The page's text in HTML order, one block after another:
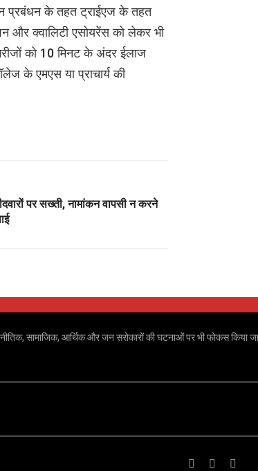
प्रबंधन के तहत ट्राईएज के तहत
और क्वालिटी एसोयरेंस को लेकर भी
को 10 मिनट के अंदर ईलाज
के एमएस या प्राचार्य की
पर सख्ती, नामांकन वापसी न करने
सामाजिक, आर्थिक और जन सरोकारों की घटनाओं पर भी फोकस किया